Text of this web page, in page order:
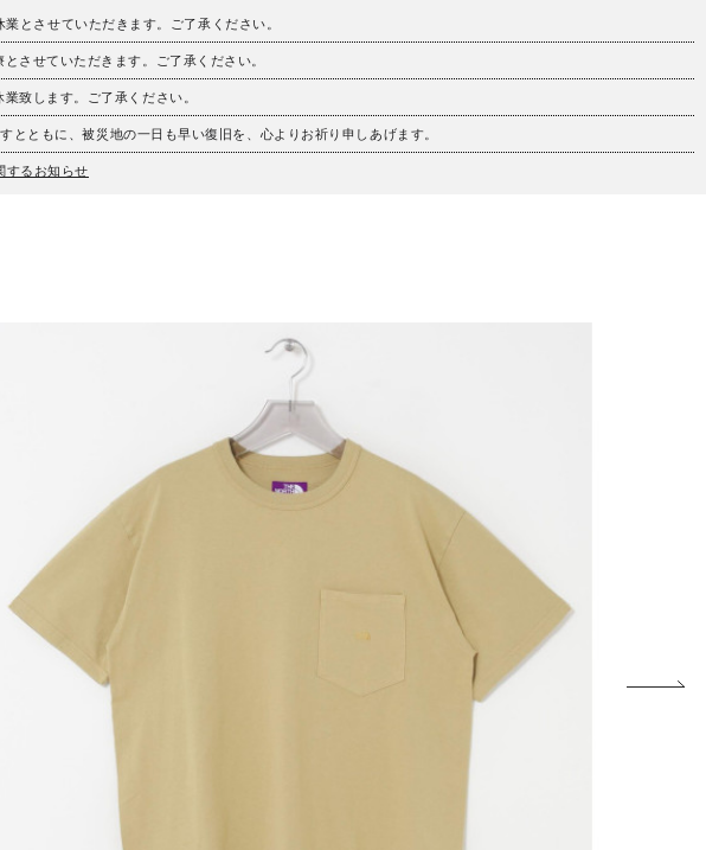
とさせていただきます。ご了承ください。
させていただきます。ご了承ください。
致します。ご了承ください。
ともに、被災地の一日も早い復旧を、心よりお祈り申しあげます。
するお知らせ